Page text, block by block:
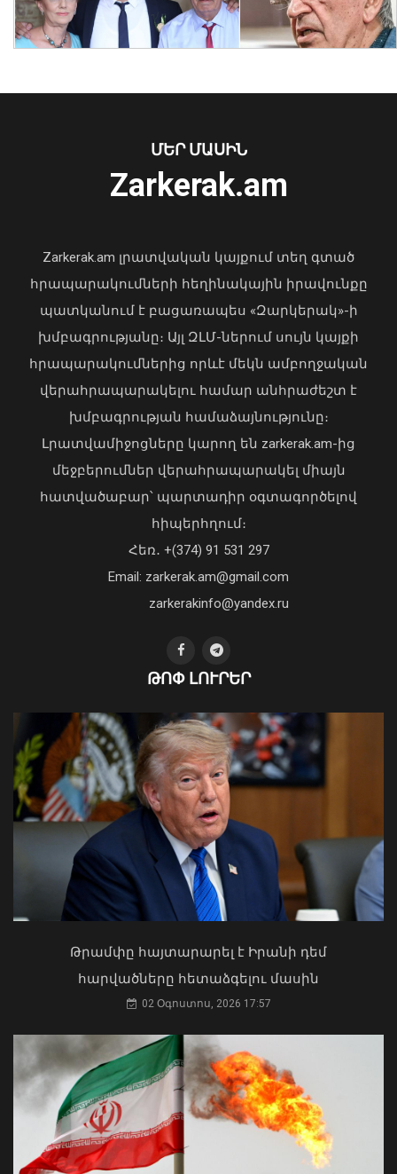
Բռնցքամարտի Հայաստանի
07 Օգոստոս, 2026 19:27
նախաձեռնել է 573 քրեական վարույթ
07 Օգոստոս, 2026 19:09
Թեկնածության քննարկմանը
ներկայանալը ոչ միայն իրավունք է,
այլև հարգանքի դրսևորում թե՛
խորհրդարանի, թե՛ գործընկերների
նկատմամբ․ Ազարյան
07 Օգոստոս, 2026 18:34
Կրթաթոշակի մրցույթ՝ Ավստրիայի
Կանանց, գիտության և
հետազոտությունների դաշնային
«Պարտվեցինք դաժան հիվանդության
04 Օգոստոս, 2026 19:12
Վարչապետ Փաշինյանն այցելել է
«ԷԼԵՎԵՅԹ ԷՅԱՅ» արհեստական
բանականության գործարան
Ի՞նչ ուղերձ էր ոտքի չկանգնելը.
Աղաջանյանը` ընդդիմությանը
ՄԵՐ ՄԱՍԻՆ
Zarkerak.am
Zarkerak.am լրատվական կայքում տեղ գտած
հրապարակումների հեղինակային իրավունքը
պատկանում է բացառապես «Զարկերակ»-ի
խմբագրությանը։ Այլ ԶԼՄ-ներում սույն կայքի
հրապարակումներից որևէ մեկն ամբողջական
վերահրապարակելու համար անհրաժեշտ է
խմբագրության համաձայնությունը։
Լրատվամիջոցները կարող են zarkerak.am-ից
մեջբերումներ վերահրապարակել միայն
հատվածաբար՝ պարտադիր օգտագործելով
հիպերհղում։
Հեռ․ +(374) 91 531 297
Email: zarkerak.am@gmail.com
zarkerakinfo@yandex.ru
ԹՈՓ ԼՈՒՐԵՐ
Թրամփը հայտարարել է Իրանի դեմ
հարվածները հետաձգելու մասին
02 Օգոստոս, 2026 17:57